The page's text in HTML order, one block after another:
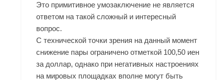
Это примитивное умозаключение не является
ответом на такой сложный и интересный
вопрос.
С технической точки зрения на данный момент
снижение пары ограничено отметкой 100,50 иен
за доллар, однако при негативных настроениях
на мировых площадках вполне могут быть